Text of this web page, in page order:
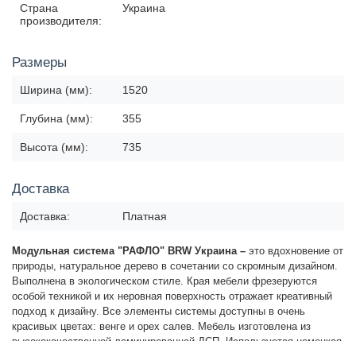
Страна
производителя:
Украина
Размеры
Ширина (мм): 1520
Глубина (мм): 355
Высота (мм): 735
Доставка
Доставка: Платная
Модульная система "РАФЛО" BRW Украина – это вдохновение от
природы, натуральное дерево в сочетании со скромным дизайном.
Выполнена в экологическом стиле. Края мебели фрезеруются
особой техникой и их неровная поверхность отражает креативный
подход к дизайну. Все элементы системы доступны в очень
красивых цветах: венге и орех салев. Мебель изготовлена из